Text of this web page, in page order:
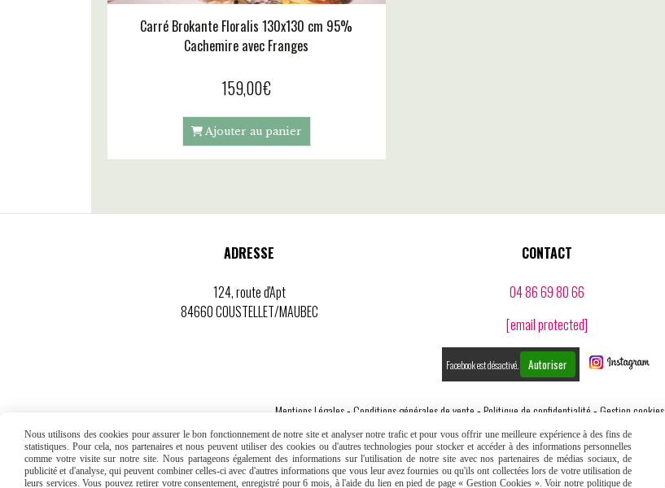
Carré Brokante Floralis 130x130 cm 95%
Cachemire avec Franges
159,00€
Ajouter au panier
ADRESSE
124, route d'Apt
84660 COUSTELLET/MAUBEC
CONTACT
04 86 69 80 66
[email protected]
Facebook est désactivé. Autoriser
Mentions Légales Conditions générales de vente Politique de confidentialité Gestion cookies
Nous utilisons des cookies pour assurer le bon fonctionnement de notre site et analyser notre trafic et pour vous offrir une meilleure expérience à des fins de
statistiques. Pour cela, nos partenaires et nous peuvent utiliser des cookies ou d'autres technologies pour stocker et accéder à des informations personnelles
comme votre visite sur notre site. Nous partageons également des informations sur l'utilisation de notre site avec nos partenaires de médias sociaux, de
publicité et d'analyse, qui peuvent combiner celles-ci avec d'autres informations que vous leur avez fournies ou qu'ils ont collectées lors de votre utilisation de
leurs services. Vous pouvez retirer votre consentement, enregistré pour 6 mois, à l'aide du lien en pied de page « Gestion Cookies ». Voir notre politique de